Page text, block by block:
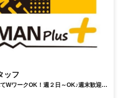
ッフ
WワークOK！週２日～OK♪週末歓迎♪